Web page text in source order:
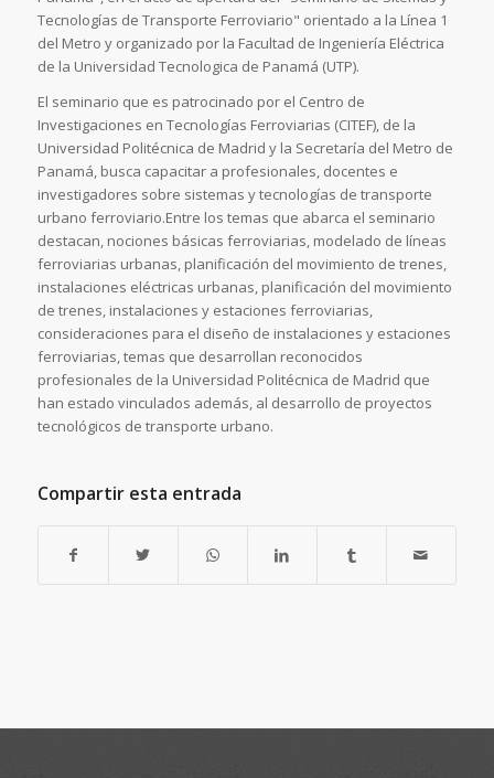
Tecnologías de Transporte Ferroviario" orientado a la Línea 1
del Metro y organizado por la Facultad de Ingeniería Eléctrica
de la Universidad Tecnologica de Panamá (UTP).
El seminario que es patrocinado por el Centro de
Investigaciones en Tecnologías Ferroviarias (CITEF), de la
Universidad Politécnica de Madrid y la Secretaría del Metro de
Panamá, busca capacitar a profesionales, docentes e
investigadores sobre sistemas y tecnologías de transporte
urbano ferroviario.Entre los temas que abarca el seminario
destacan, nociones básicas ferroviarias, modelado de líneas
ferroviarias urbanas, planificación del movimiento de trenes,
instalaciones eléctricas urbanas, planificación del movimiento
de trenes, instalaciones y estaciones ferroviarias,
consideraciones para el diseño de instalaciones y estaciones
ferroviarias, temas que desarrollan reconocidos
profesionales de la Universidad Politécnica de Madrid que
han estado vinculados además, al desarrollo de proyectos
tecnológicos de transporte urbano.
Compartir esta entrada